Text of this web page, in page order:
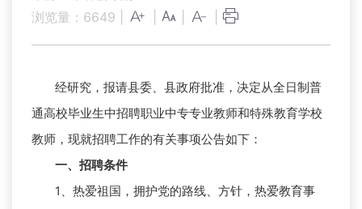
浏览量： 6649
经研究，报请县委、县政府批准，决定从全日制普
通高校毕业生中招聘职业中专专业教师和特殊教育学校
教师，现就招聘工作的有关事项公告如下：
一、招聘条件
1 、热爱祖国，拥护党的路线、方针，热爱教育事